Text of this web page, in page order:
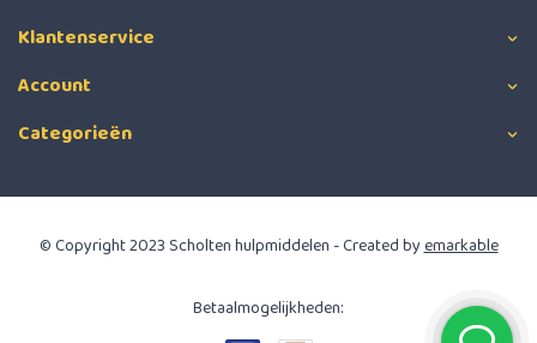
Klantenservice
Account
Categorieën
© Copyright 2023 Scholten hulpmiddelen - Created byemarkable
Betaalmogelijkheden: